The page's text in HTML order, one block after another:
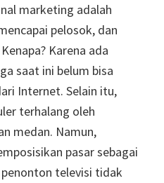
marketing adalah
pelosok, dan
Karena ada
saat ini belum bisa
Internet. Selain itu,
terhalang oleh
medan. Namun,
pasar sebagai
televisi tidak